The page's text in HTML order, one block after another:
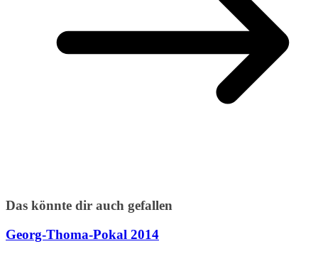
Das könnte dir auch gefallen
Georg-Thoma-Pokal 2014